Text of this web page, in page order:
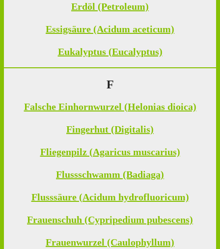
Erdöl (Petroleum)
Essigsäure (Acidum aceticum)
Eukalyptus (Eucalyptus)
F
Falsche Einhornwurzel (Helonias dioica)
Fingerhut (Digitalis)
Fliegenpilz (Agaricus muscarius)
Flussschwamm (Badiaga)
Flusssäure (Acidum hydrofluoricum)
Frauenschuh (Cypripedium pubescens)
Frauenwurzel (Caulophyllum)